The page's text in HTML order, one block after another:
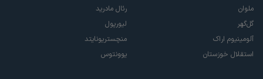
ملوان
گل‌گهر
آلومینیوم اراک
استقلال خوزستان
رئال مادرید
لیورپول
منچستریونایتد
یوونتوس